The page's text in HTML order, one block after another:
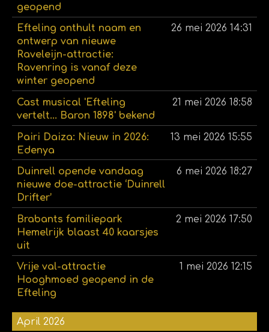
geopend
Efteling onthult naam en
ontwerp van nieuwe
Raveleijn-attractie:
Ravenring is vanaf deze
winter geopend
26 mei 2026 14:31
Cast musical 'Efteling
vertelt... Baron 1898' bekend
21 mei 2026 18:58
Pairi Daiza: Nieuw in 2026:
Edenya
13 mei 2026 15:55
Duinrell opende vandaag
nieuwe doe-attractie ‘Duinrell
Drifter’
6 mei 2026 18:27
Brabants familiepark
Hemelrijk blaast 40 kaarsjes
uit
2 mei 2026 17:50
Vrije val-attractie
Hooghmoed geopend in de
Efteling
1 mei 2026 12:15
April 2026